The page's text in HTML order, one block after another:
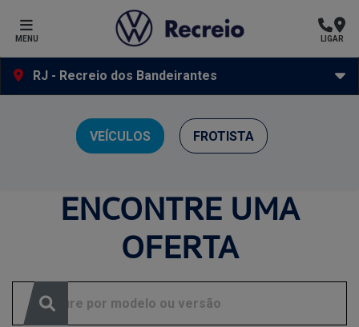
MENU LIGAR
RJ - Recreio dos Bandeirantes
VEÍCULOS FROTISTA
Ofertas Volkswagen Recreio
Clique e solicite sua proposta.
ENCONTRE UMA
OFERTA